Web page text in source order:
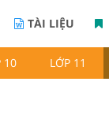
TÀI LIỆU
10 LỚP 11